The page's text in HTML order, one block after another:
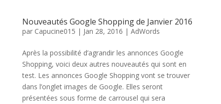
Nouveautés Google Shopping de Janvier 2016
par Capucine015 | Jan 28, 2016 | AdWords
Après la possibilité d’agrandir les annonces Google
Shopping, voici deux autres nouveautés qui sont en
test. Les annonces Google Shopping vont se trouver
dans l’onglet images de Google. Elles seront
présentées sous forme de carrousel qui sera